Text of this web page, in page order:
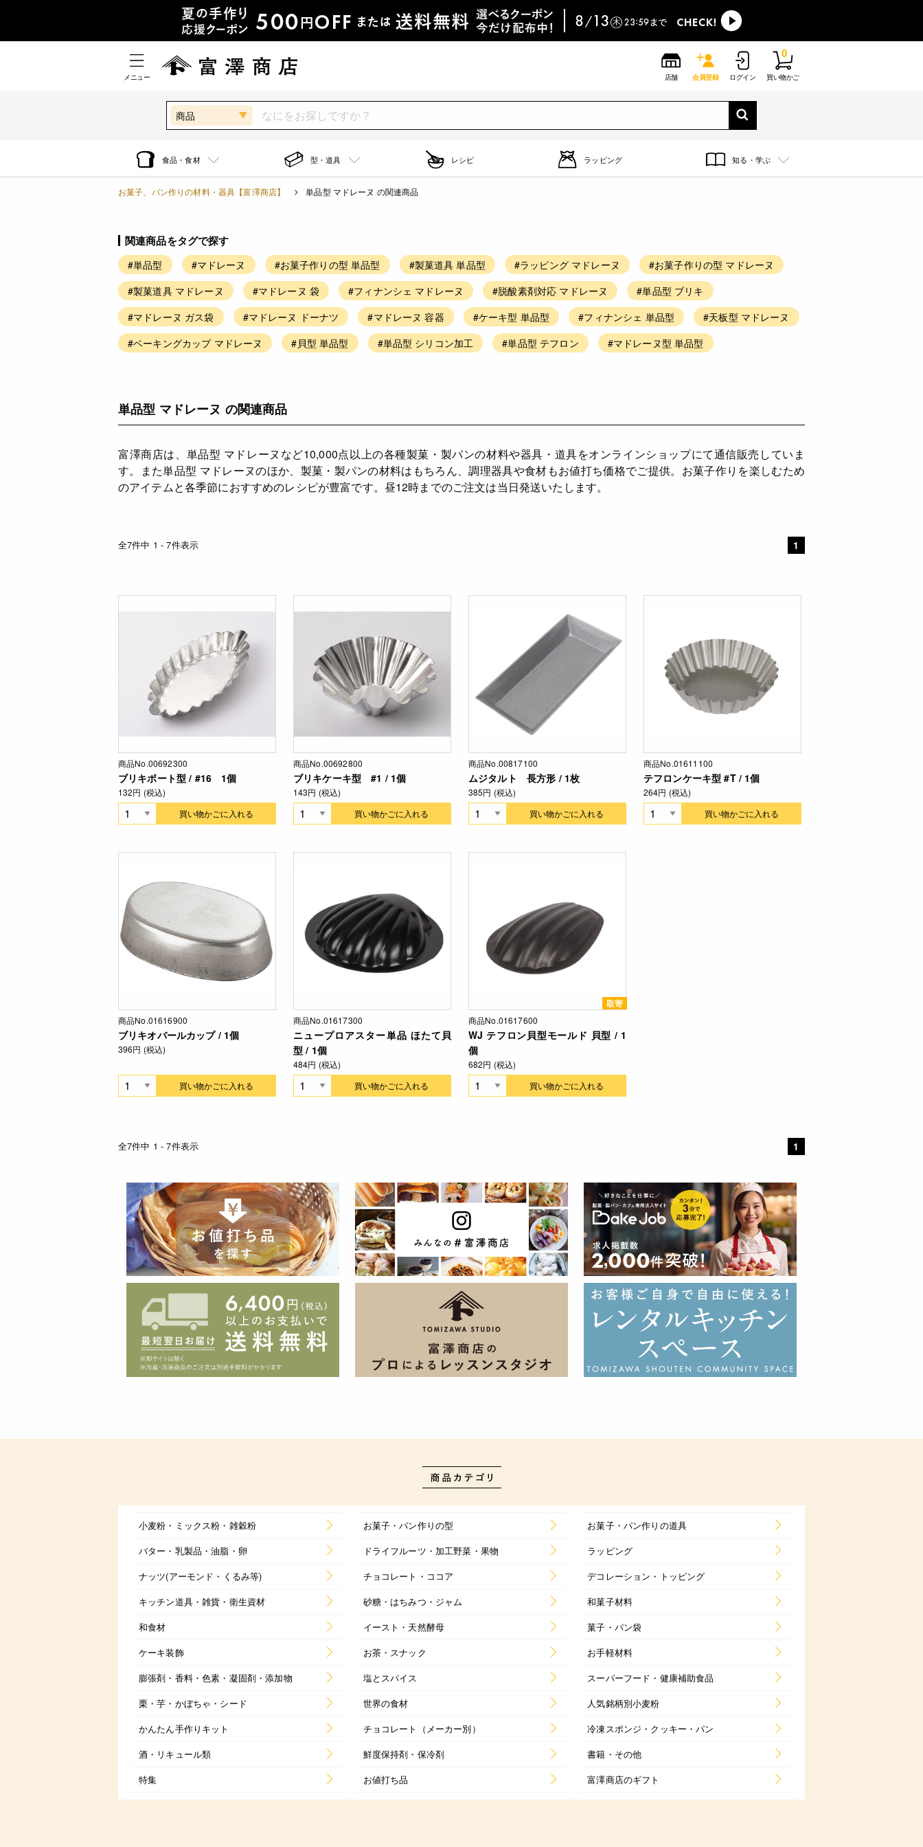
メニュー 店舗 会員登録 ログイン 買い物かご
0
商品
食品・食材 型・道具 レシピ ラッピング 知る・学ぶ
お菓子、パン作りの材料・器具【富澤商店】 単品型 マドレーヌ の関連商品
関連商品をタグで探す
#単品型 #マドレーヌ #お菓子作りの型 単品型 #製菓道具 単品型 #ラッピング マドレーヌ
#お菓子作りの型 マドレーヌ
#製菓道具 マドレーヌ
#マドレーヌ 袋 #フィナンシェ マドレーヌ #脱酸素剤対応 マドレーヌ
#単品型 ブリキ
#マドレーヌ ガス袋
#マドレーヌ ドーナツ #マドレーヌ 容器 #ケーキ型 単品型 #フィナンシェ 単品型
#天板型 マドレーヌ
#ベーキングカップ マドレーヌ
#貝型 単品型 #単品型 シリコン加工 #単品型 テフロン #マドレーヌ型 単品型
単品型 マドレーヌ の関連商品
富澤商店は、単品型 マドレーヌなど10,000点以上の各種製菓・製パンの材料や器具・道具をオンラインショップにて通信販売していま
す。また単品型 マドレーヌのほか、製菓・製パンの材料はもちろん、調理器具や食材もお値打ち価格でご提供。お菓子作りを楽しむため
のアイテムと各季節におすすめのレシピが豊富です。昼12時までのご注文は当日発送いたします。
全7件中 1 - 7件表示 1
商品No.00692300
ブリキボート型 / #16 1個
132円 (税込)
買い物かごに入れる
商品No.00692800
ブリキケーキ型 #1 / 1個
143円 (税込)
買い物かごに入れる
商品No.00817100
ムジタルト 長方形 / 1枚
385円 (税込)
買い物かごに入れる
商品No.01611100
テフロンケーキ型 #T / 1個
264円 (税込)
買い物かごに入れる
商品No.01616900
ブリキオバールカップ / 1個
396円 (税込)
買い物かごに入れる
商品No.01617300
ニュープロアスター単品 ほたて貝
型 / 1個
484円 (税込)
買い物かごに入れる
取寄
商品No.01617600
WJ テフロン貝型モールド 貝型 / 1
個
682円 (税込)
買い物かごに入れる
全7件中 1 - 7件表示 1
小麦粉・ミックス粉・雑穀粉 お菓子・パン作りの型
お菓子・パン作りの道具
バター・乳製品・油脂・卵
ドライフルーツ・加工野菜・果物
ラッピング
ナッツ(アーモンド・くるみ等)
チョコレート・ココア
デコレーション・トッピング
キッチン道具・雑貨・衛生資材
砂糖・はちみつ・ジャム
和菓子材料
和食材
イースト・天然酵母
菓子・パン袋
ケーキ装飾
お茶・スナック
お手軽材料
膨張剤・香料・色素・凝固剤・添加物
塩とスパイス
スーパーフード・健康補助食品
栗・芋・かぼちゃ・シード
世界の食材
人気銘柄別小麦粉
かんたん手作りキット
チョコレート（メーカー別）
冷凍スポンジ・クッキー・パン
酒・リキュール類
鮮度保持剤・保冷剤
書籍・その他
特集
お値打ち品 富澤商店のギフト